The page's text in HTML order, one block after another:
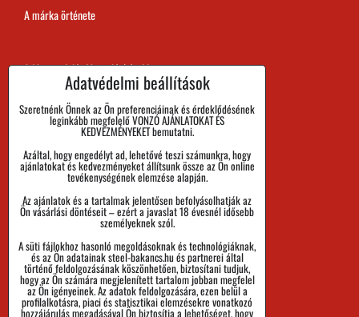
A márka örténete
A Megrendelés Megvalósítási Ideje
Áru visszaadása és Reklamáció
Méret
Személyes adatok védelme
Küldemények nyomon követése
Adatvédelmi beállítások
Szeretnénk Önnek az Ön preferenciáinak és érdeklődésének
leginkább megfelelő VONZÓ AJÁNLATOKAT ÉS
KEDVEZMÉNYEKET bemutatni.
Azáltal, hogy engedélyt ad, lehetővé teszi számunkra, hogy
ajánlatokat és kedvezményeket állítsunk össze az Ön online
tevékenységének elemzése alapján.
Az ajánlatok és a tartalmak jelentősen befolyásolhatják az
Ön vásárlási döntéseit – ezért a javaslat 18 évesnél idősebb
személyeknek szól.
A süti fájlokhoz hasonló megoldásoknak és technológiáknak,
és az Ön adatainak steel-bakancs.hu és partnerei által
történő feldolgozásának köszönhetően, biztosítani tudjuk,
hogy az Ön számára megjelenített tartalom jobban megfelel
az Ön igényeinek. Az adatok feldolgozására, ezen belül a
profilalkotásra, piaci és statisztikai elemzésekre vonatkozó
hozzájárulás megadásával Ön biztosítja a lehetőséget, hogy